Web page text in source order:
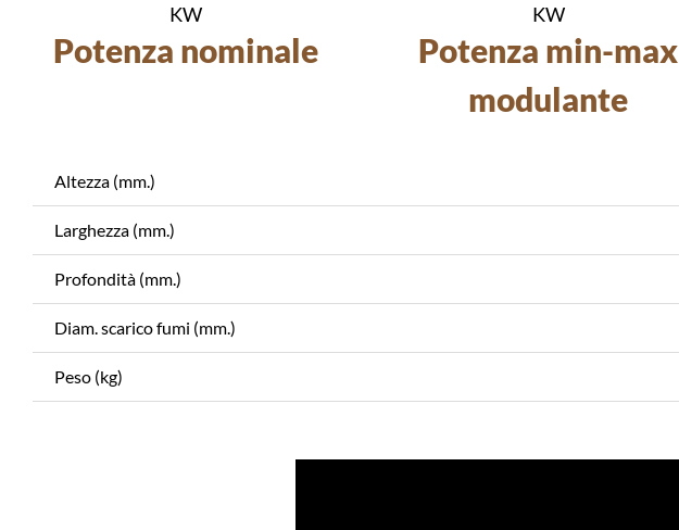
KW
Potenza nominale
KW
Potenza min-max
modulante
Altezza (mm.)
Larghezza (mm.)
Profondità (mm.)
Diam. scarico fumi (mm.)
Peso (kg)